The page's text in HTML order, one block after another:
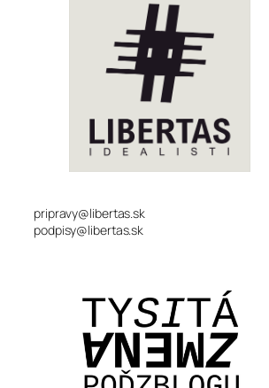
pripravy@libertas.sk
podpisy@libertas.sk